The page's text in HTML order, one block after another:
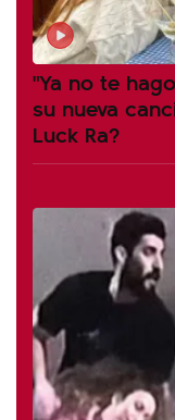
"Ya no te
su nueva
Luck Ra?